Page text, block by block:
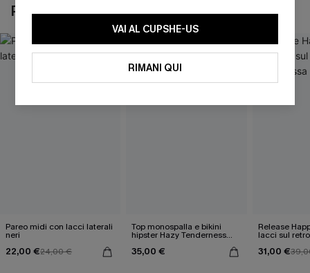
POTREBBE INTERESSARTI ANCHE
Pareo midi con lacci laterali
neri
22,00 €24,00 €
Top monospalla e bikini
hipster Hazy Tenderness
35,00 €
Release
lacci sul
31,00 €
VAI AL CUPSHE-US
RIMANI QUI